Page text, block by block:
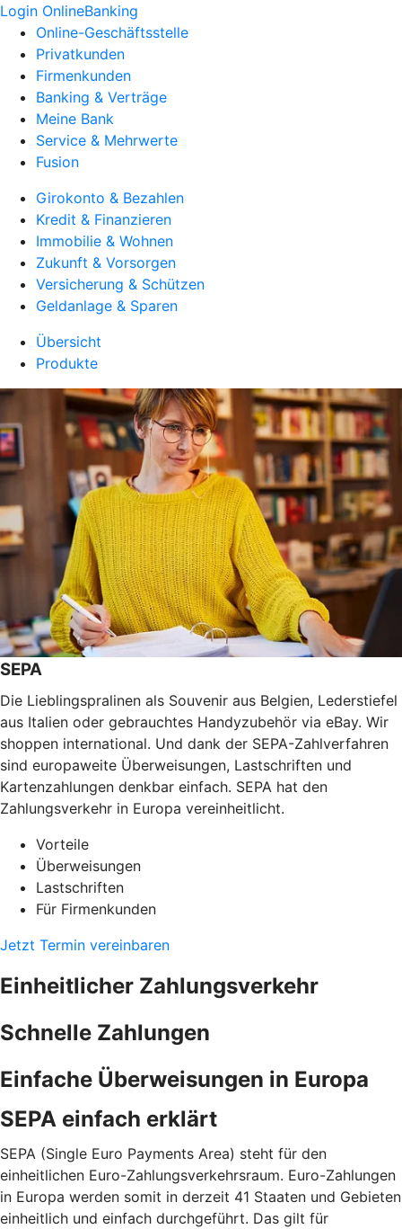
Login OnlineBanking
Online-Geschäftsstelle
Privatkunden
Firmenkunden
Banking & Verträge
Meine Bank
Service & Mehrwerte
Fusion
Girokonto & Bezahlen
Kredit & Finanzieren
Immobilie & Wohnen
Zukunft & Vorsorgen
Versicherung & Schützen
Geldanlage & Sparen
Übersicht
Produkte
SEPA
Die Lieblingspralinen als Souvenir aus Belgien, Lederstiefel
aus Italien oder gebrauchtes Handyzubehör via eBay. Wir
shoppen international. Und dank der SEPA-Zahlverfahren
sind europaweite Überweisungen, Lastschriften und
Kartenzahlungen denkbar einfach. SEPA hat den
Zahlungsverkehr in Europa vereinheitlicht.
Vorteile
Überweisungen
Lastschriften
Für Firmenkunden
Jetzt Termin vereinbaren
Einheitlicher Zahlungsverkehr
Schnelle Zahlungen
Einfache Überweisungen in Europa
SEPA einfach erklärt
SEPA (Single Euro Payments Area) steht für den
einheitlichen Euro-Zahlungsverkehrsraum. Euro-Zahlungen
in Europa werden somit in derzeit 41 Staaten und Gebieten
einheitlich und einfach durchgeführt. Das gilt für